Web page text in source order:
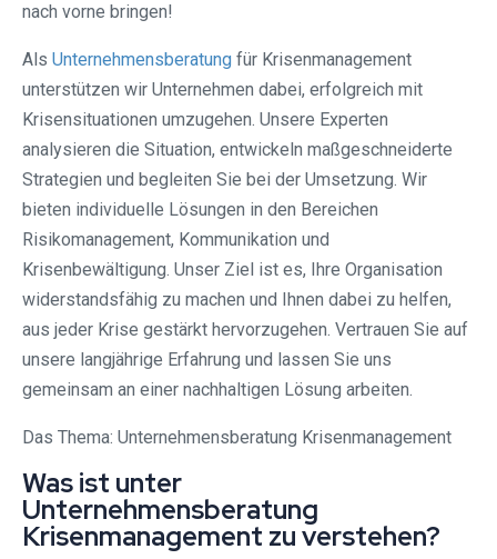
nach vorne bringen!
Als Unternehmensberatung für Krisenmanagement
unterstützen wir Unternehmen dabei, erfolgreich mit
Krisensituationen umzugehen. Unsere Experten
analysieren die Situation, entwickeln maßgeschneiderte
Strategien und begleiten Sie bei der Umsetzung. Wir
bieten individuelle Lösungen in den Bereichen
Risikomanagement, Kommunikation und
Krisenbewältigung. Unser Ziel ist es, Ihre Organisation
widerstandsfähig zu machen und Ihnen dabei zu helfen,
aus jeder Krise gestärkt hervorzugehen. Vertrauen Sie auf
unsere langjährige Erfahrung und lassen Sie uns
gemeinsam an einer nachhaltigen Lösung arbeiten.
Das Thema: Unternehmensberatung Krisenmanagement
Was ist unter
Unternehmensberatung
Krisenmanagement zu verstehen?